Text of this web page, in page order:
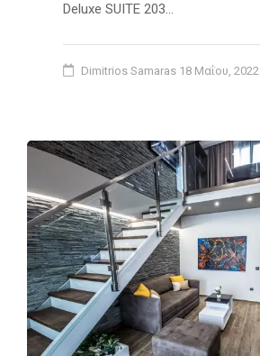
Deluxe SUITE 203…
Dimitrios Samaras 18 Μαΐου, 2022